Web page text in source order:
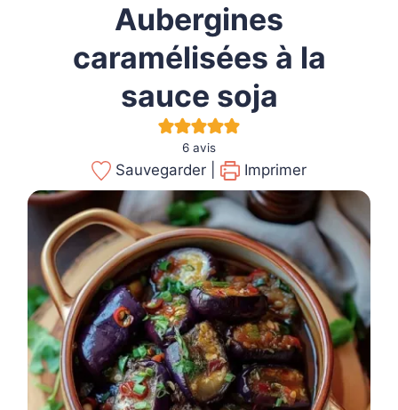
Aubergines
caramélisées à la
sauce soja
6 avis
Imprimer